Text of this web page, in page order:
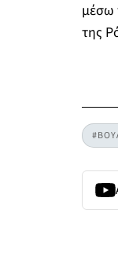
μέσω
της